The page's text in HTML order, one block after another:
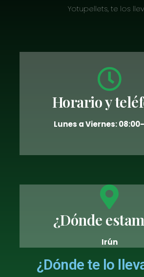
Yotupellets, te los
Horario y
Lunes a Viernes:
¿Dónde
Irún
¿Dónde te lo